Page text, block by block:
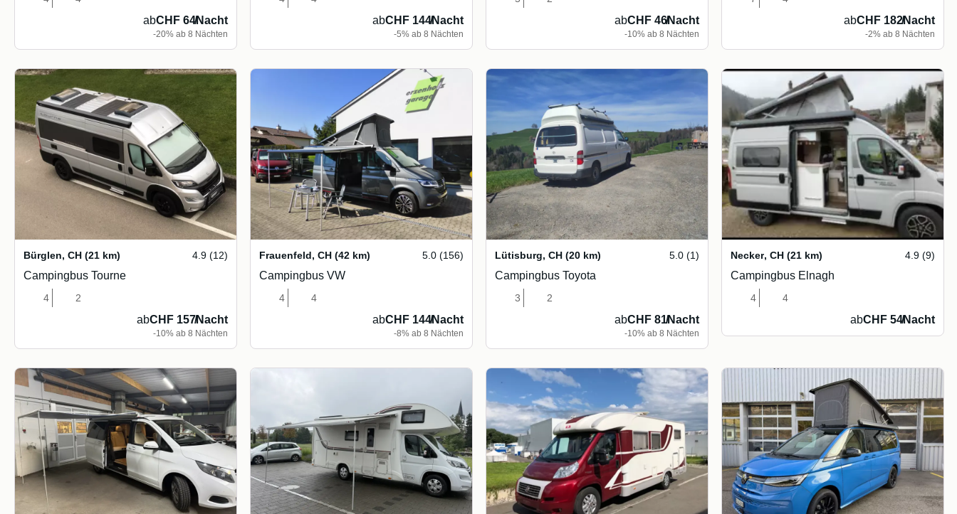
abCHF 64/Nacht
-20% ab 8 Nächten
abCHF 144/Nacht
-5% ab 8 Nächten
abCHF 46/Nacht
-10% ab 8 Nächten
abCHF 182/Nacht
-2% ab 8 Nächten
Bürglen, CH (21 km) 4.9 (12)
Campingbus Tourne
4 2
abCHF 157/Nacht
-10% ab 8 Nächten
Frauenfeld, CH (42 km) 5.0 (156)
Campingbus VW
4 4
abCHF 144/Nacht
-8% ab 8 Nächten
Lütisburg, CH (20 km) 5.0 (1)
Campingbus Toyota
3 2
abCHF 81/Nacht
-10% ab 8 Nächten
Necker, CH (21 km) 4.9 (9)
Campingbus Elnagh
4 4
abCHF 54/Nacht